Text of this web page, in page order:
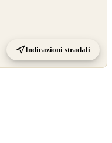
Indicazioni stradali